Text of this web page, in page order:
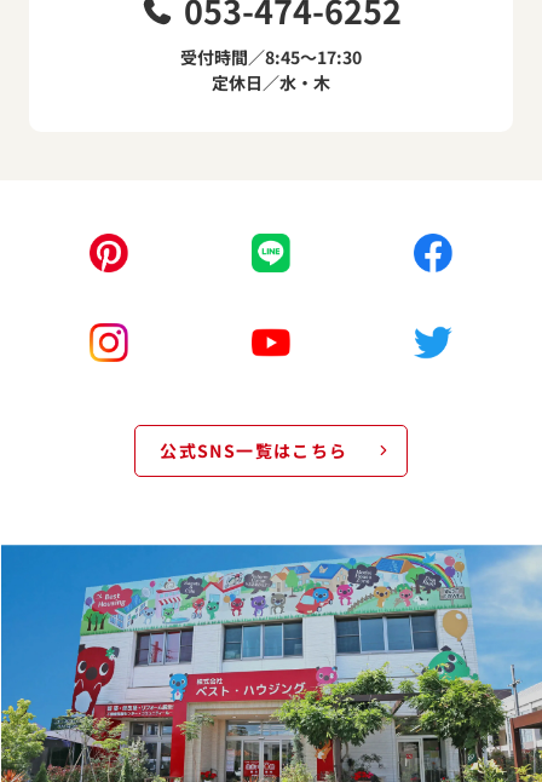
053-474-6252
受付時間／8:45～17:30
定休日／水・木
公式SNS一覧はこちら